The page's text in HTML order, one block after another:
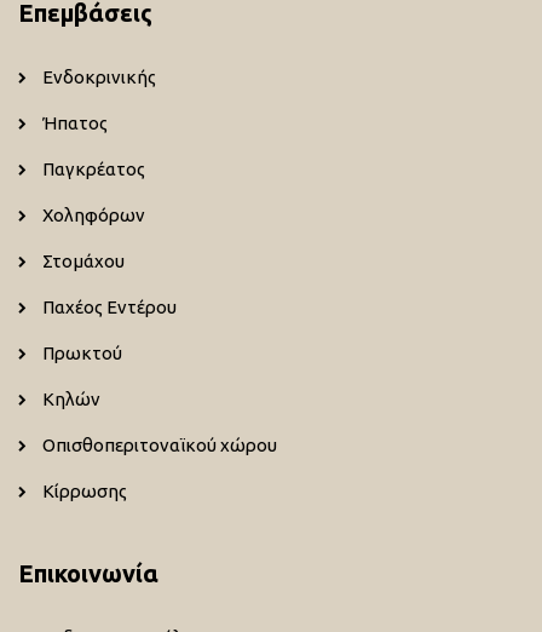
Επεμβάσεις
Ενδοκρινικής
Ήπατος
Παγκρέατος
Χοληφόρων
Στομάχου
Παχέος Εντέρου
Πρωκτού
Κηλών
Οπισθοπεριτοναϊκού χώρου
Κίρρωσης
Επικοινωνία